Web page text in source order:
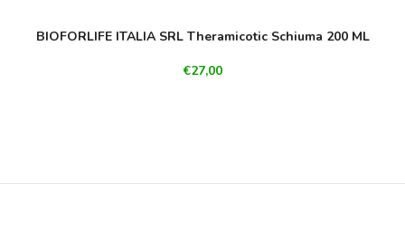
BIOFORLIFE ITALIA SRL Theramicotic Schiuma 200 ML
€27,00